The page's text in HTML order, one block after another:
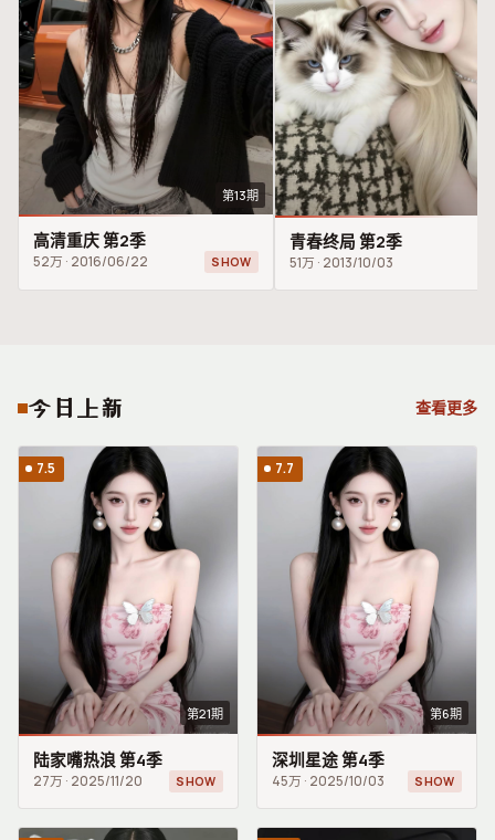
第13期
高清重庆 第2季
52万 · 2016/06/22 SHOW
青春终局 第2季
51万 · 2013/10/03
今日上新 查看更多
7.5
第21期
陆家嘴热浪 第4季
27万 · 2025/11/20 SHOW
7.7
第6期
深圳星途 第4季
45万 · 2025/10/03 SHOW